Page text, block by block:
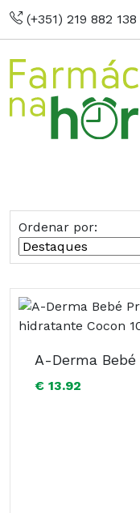
(+351) 219 882 138
Ordenar por:
€ 13.92